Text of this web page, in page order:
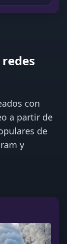
con
a partir de
de
y